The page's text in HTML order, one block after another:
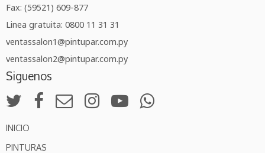
Fax: (59521) 609-877
Linea gratuita: 0800 11 31 31
ventassalon1@pintupar.com.py
ventassalon2@pintupar.com.py
Siguenos
INICIO
PINTURAS